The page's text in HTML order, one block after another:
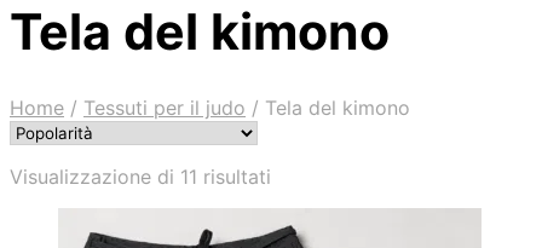
Tela del kimono
Home / Tessuti per il judo / Tela del kimono
Visualizzazione di 11 risultati